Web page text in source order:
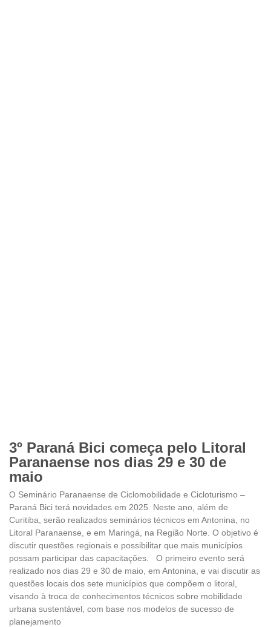
3º Paraná Bici começa pelo Litoral
Paranaense nos dias 29 e 30 de
maio
O Seminário Paranaense de Ciclomobilidade e Cicloturismo –
Paraná Bici terá novidades em 2025. Neste ano, além de
Curitiba, serão realizados seminários técnicos em Antonina, no
Litoral Paranaense, e em Maringá, na Região Norte. O objetivo é
discutir questões regionais e possibilitar que mais municípios
possam participar das capacitações. O primeiro evento será
realizado nos dias 29 e 30 de maio, em Antonina, e vai discutir as
questões locais dos sete municípios que compõem o litoral,
visando à troca de conhecimentos técnicos sobre mobilidade
urbana sustentável, com base nos modelos de sucesso de
planejamento